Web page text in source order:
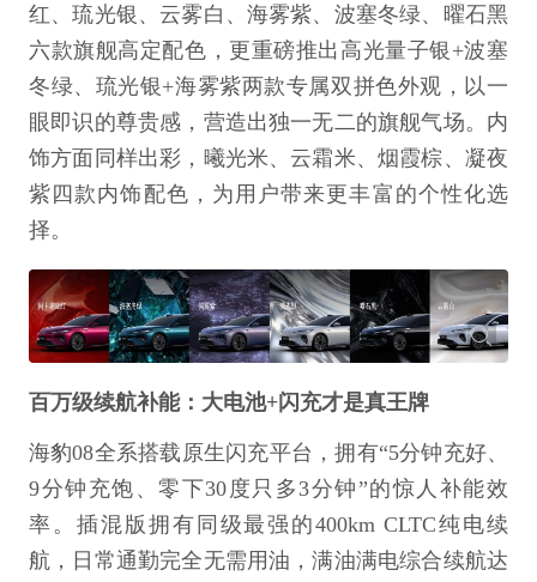
红、琉光银、云雾白、海雾紫、波塞冬绿、曜石黑
六款旗舰高定配色，更重磅推出高光量子银+波塞
冬绿、琉光银+海雾紫两款专属双拼色外观，以一
眼即识的尊贵感，营造出独一无二的旗舰气场。内
饰方面同样出彩，曦光米、云霜米、烟霞棕、凝夜
紫四款内饰配色，为用户带来更丰富的个性化选
择。
百万级续航补能：大电池+闪充才是真王牌
海豹08全系搭载原生闪充平台，拥有“5分钟充好、
9分钟充饱、零下30度只多3分钟”的惊人补能效
率。插混版拥有同级最强的400km CLTC纯电续
航，日常通勤完全无需用油，满油满电综合续航达